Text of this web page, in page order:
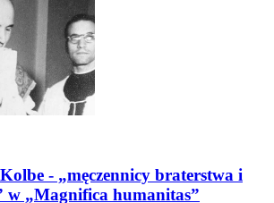
- „męczennicy braterstwa i
w „Magnifica humanitas”